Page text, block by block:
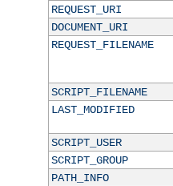
REQUEST_URI
DOCUMENT_URI
REQUEST_FILENAME
SCRIPT_FILENAME
LAST_MODIFIED
SCRIPT_USER
SCRIPT_GROUP
PATH_INFO